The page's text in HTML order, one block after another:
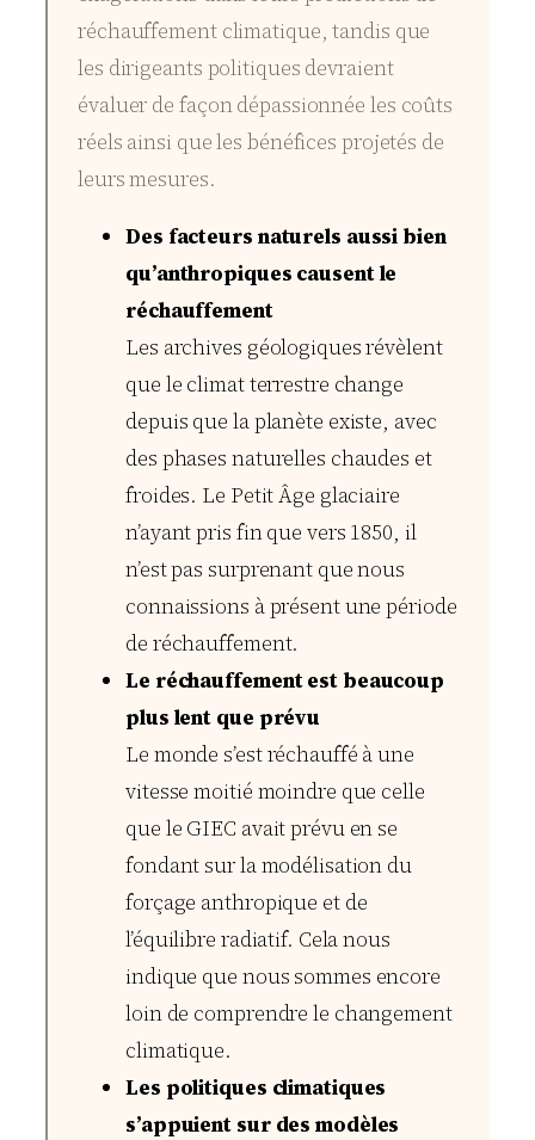
réchauffement climatique, tandis que
les dirigeants politiques devraient
évaluer de façon dépassionnée les coûts
réels ainsi que les bénéfices projetés de
leurs mesures.
Des facteurs naturels aussi bien
qu’anthropiques causent le
réchauffement
Les archives géologiques révèlent
que le climat terrestre change
depuis que la planète existe, avec
des phases naturelles chaudes et
froides. Le Petit Âge glaciaire
n’ayant pris fin que vers 1850, il
n’est pas surprenant que nous
connaissions à présent une période
de réchauffement.
Le réchauffement est beaucoup
plus lent que prévu
Le monde s’est réchauffé à une
vitesse moitié moindre que celle
que le GIEC avait prévu en se
fondant sur la modélisation du
forçage anthropique et de
l’équilibre radiatif. Cela nous
indique que nous sommes encore
loin de comprendre le changement
climatique.
Les politiques climatiques
s’appuient sur des modèles